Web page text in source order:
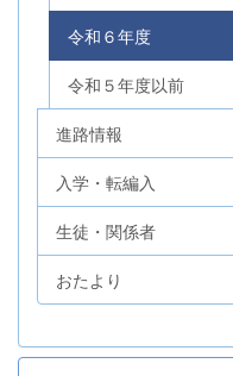
令和６年度
令和５年度以前
進路情報
入学・転編入
生徒・関係者
おたより